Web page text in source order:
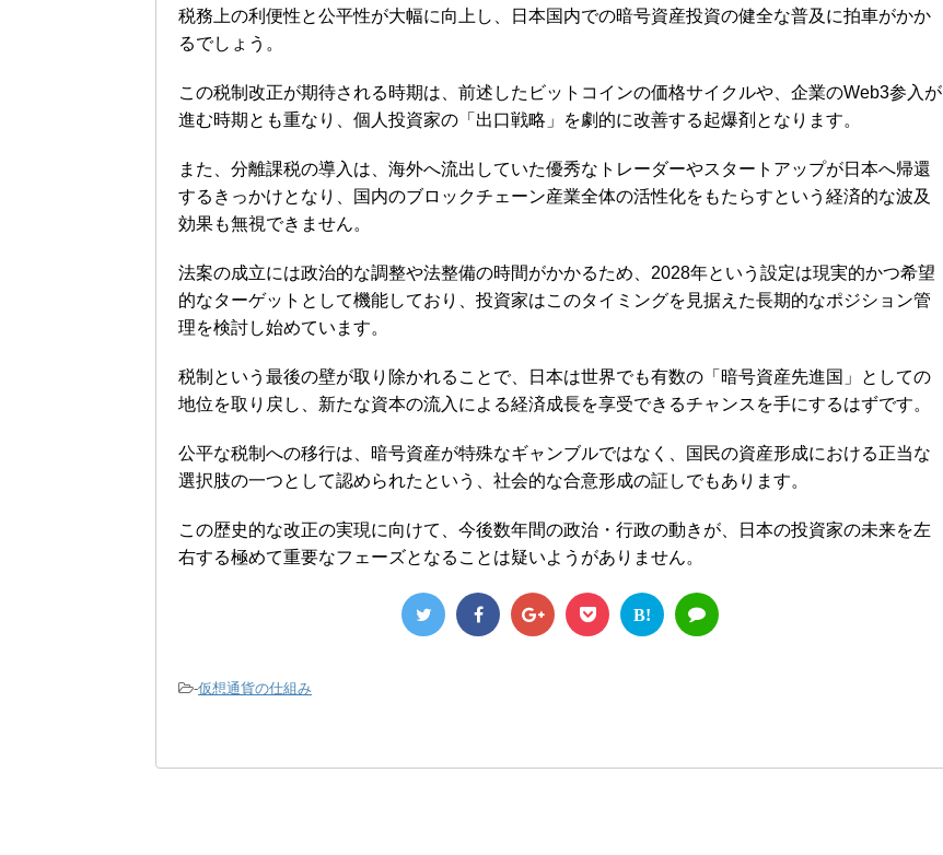
税務上の利便性と公平性が大幅に向上し、日本国内での暗号資産投資の健全な普及に拍車がかか
るでしょう。
この税制改正が期待される時期は、前述したビットコインの価格サイクルや、企業のWeb3参入が
進む時期とも重なり、個人投資家の「出口戦略」を劇的に改善する起爆剤となります。
また、分離課税の導入は、海外へ流出していた優秀なトレーダーやスタートアップが日本へ帰還
するきっかけとなり、国内のブロックチェーン産業全体の活性化をもたらすという経済的な波及
効果も無視できません。
法案の成立には政治的な調整や法整備の時間がかかるため、2028年という設定は現実的かつ希望
的なターゲットとして機能しており、投資家はこのタイミングを見据えた長期的なポジション管
理を検討し始めています。
税制という最後の壁が取り除かれることで、日本は世界でも有数の「暗号資産先進国」としての
地位を取り戻し、新たな資本の流入による経済成長を享受できるチャンスを手にするはずです。
公平な税制への移行は、暗号資産が特殊なギャンブルではなく、国民の資産形成における正当な
選択肢の一つとして認められたという、社会的な合意形成の証しでもあります。
この歴史的な改正の実現に向けて、今後数年間の政治・行政の動きが、日本の投資家の未来を左
右する極めて重要なフェーズとなることは疑いようがありません。
B!
-仮想通貨の仕組み